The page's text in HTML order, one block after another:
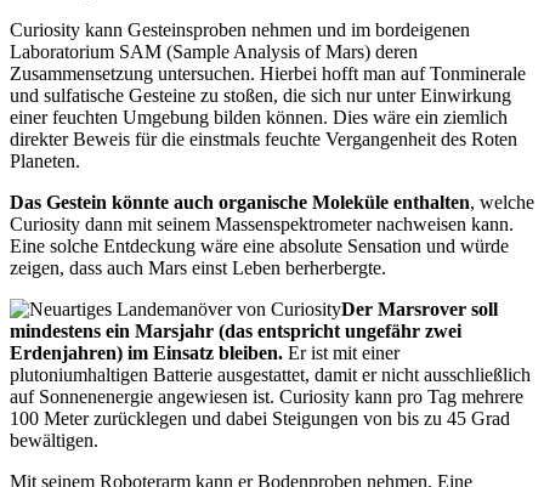
Curiosity kann Gesteinsproben nehmen und im bordeigenen
Laboratorium SAM (Sample Analysis of Mars) deren
Zusammensetzung untersuchen. Hierbei hofft man auf Tonminerale
und sulfatische Gesteine zu stoßen, die sich nur unter Einwirkung
einer feuchten Umgebung bilden können. Dies wäre ein ziemlich
direkter Beweis für die einstmals feuchte Vergangenheit des Roten
Planeten.
Das Gestein könnte auch organische Moleküle enthalten, welche
Curiosity dann mit seinem Massenspektrometer nachweisen kann.
Eine solche Entdeckung wäre eine absolute Sensation und würde
zeigen, dass auch Mars einst Leben berherbergte.
Der Marsrover soll
mindestens ein Marsjahr (das entspricht ungefähr zwei
Erdenjahren) im Einsatz bleiben. Er ist mit einer
plutoniumhaltigen Batterie ausgestattet, damit er nicht ausschließlich
auf Sonnenenergie angewiesen ist. Curiosity kann pro Tag mehrere
100 Meter zurücklegen und dabei Steigungen von bis zu 45 Grad
bewältigen.
Mit seinem Roboterarm kann er Bodenproben nehmen. Eine